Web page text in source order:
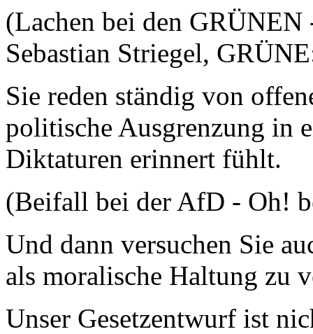
(Lachen bei den
Sebastian Striegel,
Sie reden ständig von
politische Ausgrenzung in
Diktaturen erinnert fühlt.
(Beifall bei der AfD - Oh!
Und dann versuchen Sie
als moralische Haltung zu
Unser Gesetzentwurf ist